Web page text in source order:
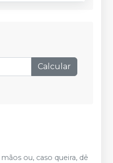
Calcular
ou, caso queira, dê